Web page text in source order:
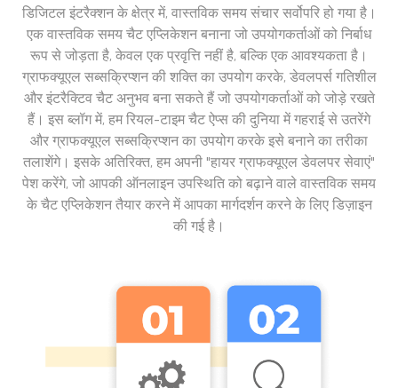
डिजिटल इंटरैक्शन के क्षेत्र में, वास्तविक समय संचार सर्वोपरि हो गया है।
एक वास्तविक समय चैट एप्लिकेशन बनाना जो उपयोगकर्ताओं को निर्बाध
रूप से जोड़ता है, केवल एक प्रवृत्ति नहीं है, बल्कि एक आवश्यकता है।
ग्राफक्यूएल सब्सक्रिप्शन की शक्ति का उपयोग करके, डेवलपर्स गतिशील
और इंटरैक्टिव चैट अनुभव बना सकते हैं जो उपयोगकर्ताओं को जोड़े रखते
हैं। इस ब्लॉग में, हम रियल-टाइम चैट ऐप्स की दुनिया में गहराई से उतरेंगे
और ग्राफक्यूएल सब्सक्रिप्शन का उपयोग करके इसे बनाने का तरीका
तलाशेंगे। इसके अतिरिक्त, हम अपनी "हायर ग्राफक्यूएल डेवलपर सेवाएं"
पेश करेंगे, जो आपकी ऑनलाइन उपस्थिति को बढ़ाने वाले वास्तविक समय
के चैट एप्लिकेशन तैयार करने में आपका मार्गदर्शन करने के लिए डिज़ाइन
की गई है।